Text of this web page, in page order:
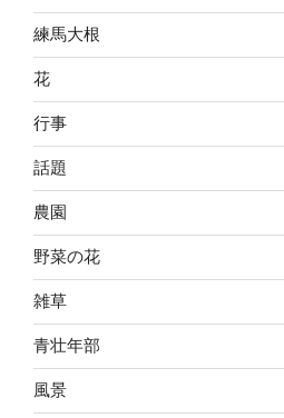
練馬大根
花
行事
話題
農園
野菜の花
雑草
青壮年部
風景